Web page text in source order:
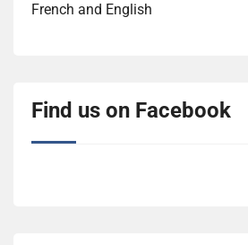
French and English
Find us on Facebook